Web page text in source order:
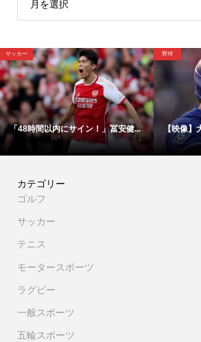
月を選択
野球
【映像】球団史上初！阪神ガルシ...
野球
「池山
カテゴリー
ゴルフ
サッカー
テニス
モータースポーツ
ラグビー
一般スポーツ
五輪スポーツ